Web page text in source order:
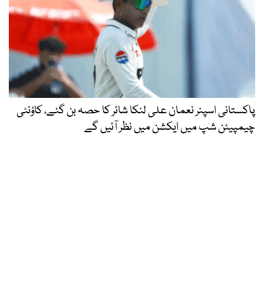
پاکستانی اسپنر نعمان علی لنکا شائر کا حصہ بن گئے، کاؤنٹی
چیمپیئن شپ میں ایکشن میں نظر آئیں گے